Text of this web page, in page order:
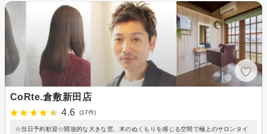
CoRte.倉敷新田店
4.6
(17件)
☆当日予約歓迎☆開放的な大きな窓、木のぬくもりを感じる空間で極上のサロンタイ